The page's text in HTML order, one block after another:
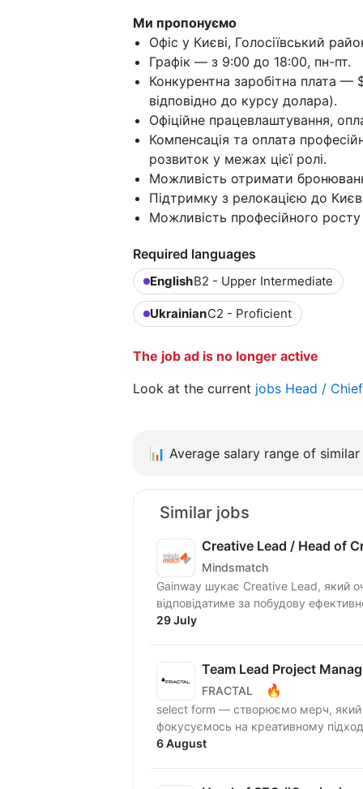
Ми пропонуємо
Офіс у Києві, Голосіївський
Графік — з 9:00 до 18:00, пн-пт.
Конкурентна заробітна плата —
відповідно до курсу долара).
Офіційне працевлаштування,
Компенсація та оплата
розвиток у межах цієї ролі.
Можливість отримати
Підтримку з релокацією до
Можливість професійного
Required languages
EnglishB2 - Upper Intermediate
UkrainianC2 - Proficient
The job ad is no longer active
Look at the current jobs Head /
📊 Average salary range of
Similar jobs
Creative Lead / Head of
Mindsmatch
Gainway шукає Creative Lead, який
відповідатиме за побудову
29 July
Team Lead Project
FRACTAL 🔥
select form — створюємо мерч, який
фокусуємось на креативному
6 August